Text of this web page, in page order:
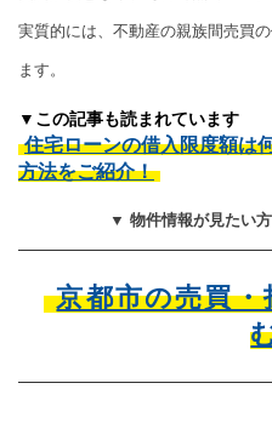
実質的には、不動産の親族間売買
ます。
▼この記事も読まれています
住宅ローンの借入限度額は
方法をご紹介！
▼ 物件情報が見たい
京都市の売買